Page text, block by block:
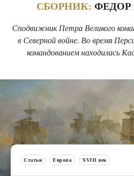
СБОРНИК: ФЕДОР
Сподвижник Петра Великого
в Северной войне. Во время
командованием находилась
Статьи Европа XVIII век